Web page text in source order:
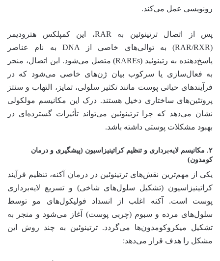
رونویسی عمل می‌کند.
پس از اتصال ترتینوئین به RAR، این کمپلکس هترودیمر
(RAR/RXR) به توالی‌های خاصی از DNA به نام عناصر
پاسخ‌دهنده به رتینوئید (RAREs) متصل می‌شود. این اتصال، منجر
به فعال‌سازی یا سرکوب بیان ژن‌های خاصی می‌شود که در
فرآیندهای حیاتی پوست مانند تکثیر سلولی، تمایز، التهاب و سنتز
پروتئین‌های ساختاری دخیل هستند. درک این مکانیسم مولکولی
نشان می‌دهد که چرا ترتینوئین می‌تواند تأثیرات گسترده‌ای در
بهبود مشکلات پوستی داشته باشد.
۲. مکانیسم لایه‌برداری و تنظیم کراتینیزاسیون (پیشگیری و درمان
کومدون)
یکی از مهم‌ترین نقش‌های ترتینوئین در درمان آکنه، تنظیم فرآیند
کراتینیزاسیون (تشکیل سلول‌های شاخی) و تسریع لایه‌برداری
پوست است. آکنه اغلب از انسداد فولیکول‌های مو توسط
سلول‌های مرده و سبوم (چربی پوست) آغاز می‌شود و منجر به
تشکیل میکروکومدون‌ها می‌گردد. ترتینوئین به چند روش این
مشکل را هدف قرار می‌دهد: